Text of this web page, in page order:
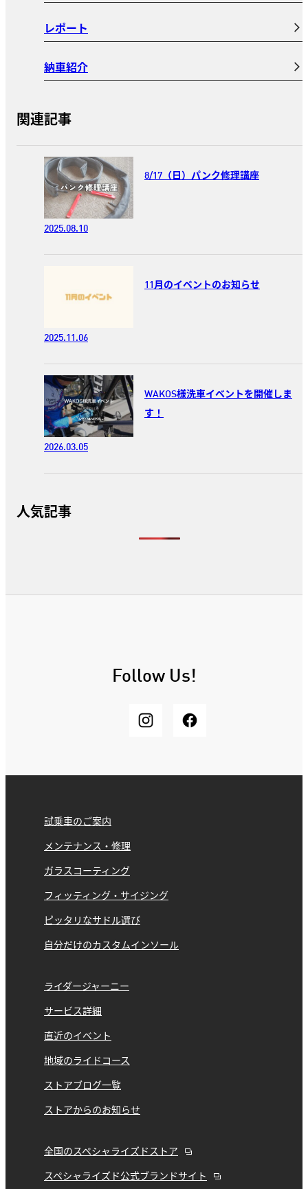
レポート
納車紹介
関連記事
8/17（日）パンク修理講座
2025.08.10
11月のイベントのお知らせ
2025.11.06
WAKOS様洗車イベントを開催しま
す！
2026.03.05
人気記事
Follow Us!
試乗車のご案内
メンテナンス・修理
ガラスコーティング
フィッティング・サイジング
ピッタリなサドル選び
自分だけのカスタムインソール
ライダージャーニー
サービス詳細
直近のイベント
地域のライドコース
ストアブログ一覧
ストアからのお知らせ
全国のスペシャライズドストア
スペシャライズド公式ブランドサイト